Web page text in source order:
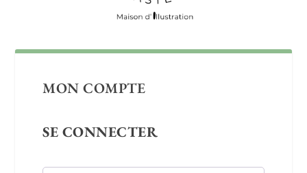
MON COMPTE
SE CONNECTER